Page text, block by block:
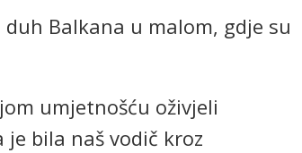
Balkana u malom, gdje su
umjetnošću oživjeli
bila naš vodič kroz